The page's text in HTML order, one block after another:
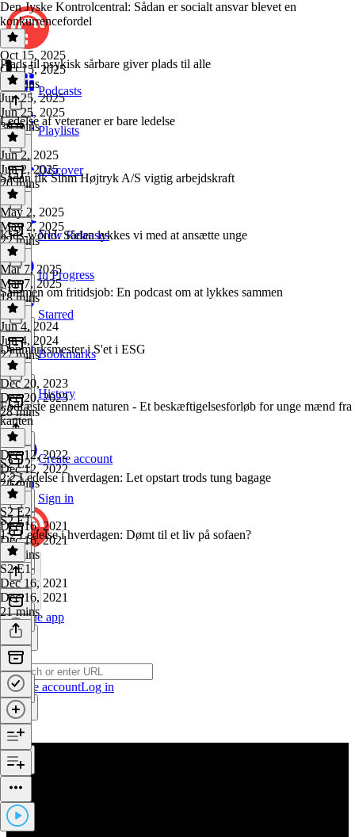
Podcasts
Playlists
Discover
New Releases
In Progress
Starred
Bookmarks
History
Create account
Sign in
Get the app
Create accountLog in
Den Jyske Kontrolcentral: Sådan er socialt ansvar blevet en
konkurrencefordel
Oct 15, 2025
Oct 15, 2025
21 mins
Plads til psykisk sårbare giver plads til alle
Jun 25, 2025
Jun 25, 2025
30 mins
Ledelse af veteraner er bare ledelse
Jun 2, 2025
Jun 2, 2025
20 mins
Sådan fik Sihm Højtryk A/S vigtig arbejdskraft
May 2, 2025
May 2, 2025
22 mins
Kids-world: Sådan lykkes vi med at ansætte unge
Mar 7, 2025
Mar 7, 2025
18 mins
Sammen om fritidsjob: En podcast om at lykkes sammen
Jun 4, 2024
Jun 4, 2024
27 mins
Danmarksmester i S'et i ESG
Dec 20, 2023
Dec 20, 2023
28 mins
Fodfæste gennem naturen - Et beskæftigelsesforløb for unge mænd fra
kanten
Dec 12, 2022
Dec 12, 2022
24 mins
S2 E2
2:2 Ledelse i hverdagen: Let opstart trods tung bagage
S2 E2·
Dec 16, 2021
Dec 16, 2021
24 mins
S2 E1
1:2 Ledelse i hverdagen: Dømt til et liv på sofaen?
S2 E1 ·
Dec 16, 2021
Dec 16, 2021
21 mins